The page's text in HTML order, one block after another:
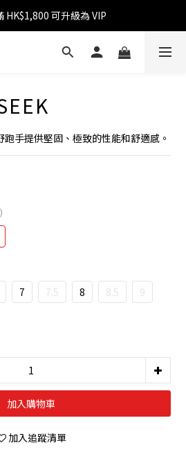
HK$599 免運費
HK$1,800 可升級為 VIP
可享 9 折優惠
手提供堅固、極致的性能和舒適感。
7 7.5 8 8.5
9
加入購物車
加入追蹤清單